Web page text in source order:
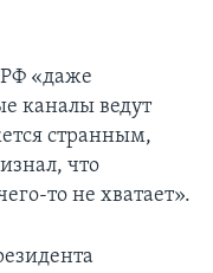
«даже
каналы ведут
странным,
что
то не хватает».